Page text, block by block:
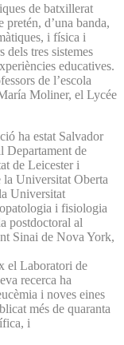
de batxillerat
pretén, d’una banda,
i física i
dels tres sistemes
educatives.
de l’escola
Moliner, el Lycée
ha estat Salvador
Departament de
de Leicester i
la Universitat Oberta
Universitat
i fisiologia
postdoctoral al
Sinai de Nova York,
el Laboratori de
recerca ha
i noves eines
més de quaranta
i